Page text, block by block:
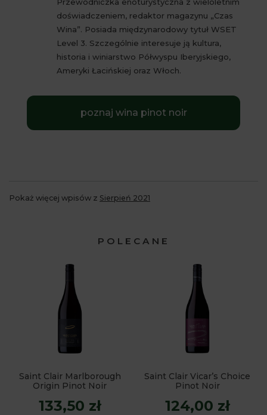
doświadczeniem, redaktor magazynu „Czas
Wina”. Posiada międzynarodowy tytuł WSET
Level 3. Szczególnie interesuje ją kultura,
historia i winiarstwo Półwyspu Iberyjskiego,
Ameryki Łacińskiej oraz Włoch.
poznaj wina pinot noir
Pokaż więcej wpisów z Sierpień 2021
POLECANE
Saint Clair Marlborough
Origin Pinot Noir
133,50 zł
Saint Clair Vicar’s Choice
Pinot Noir
124,00 zł